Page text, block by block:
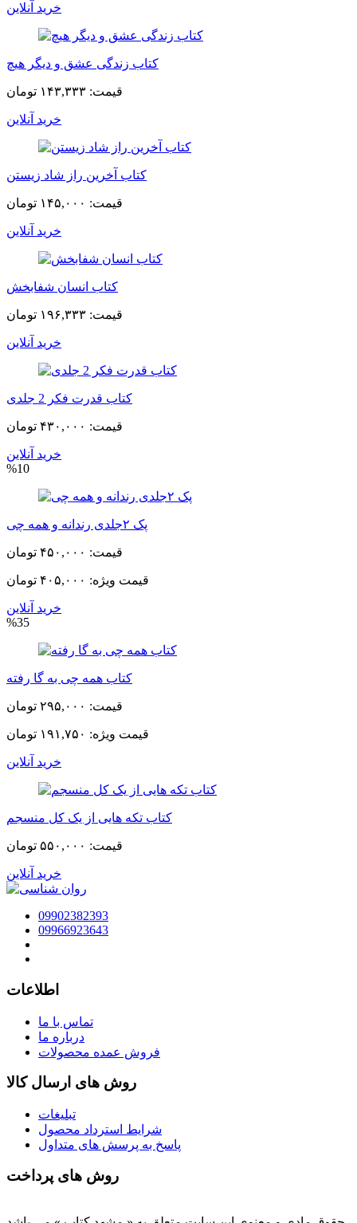
خرید آنلاین
کتاب زندگی عشق و دیگر هیچ
قیمت: ۱۴۳,۳۳۳ تومان
خرید آنلاین
کتاب آخرین راز شاد زیستن
قیمت: ۱۴۵,۰۰۰ تومان
خرید آنلاین
کتاب انسان شفابخش
قیمت: ۱۹۶,۳۳۳ تومان
خرید آنلاین
کتاب قدرت فکر 2 جلدی
قیمت: ۴۳۰,۰۰۰ تومان
خرید آنلاین
%10
پک ۲جلدی رندانه و همه چی
قیمت: ۴۵۰,۰۰۰ تومان
قیمت ویژه: ۴۰۵,۰۰۰ تومان
خرید آنلاین
%35
کتاب همه چی به گا رفته
قیمت: ۲۹۵,۰۰۰ تومان
قیمت ویژه: ۱۹۱,۷۵۰ تومان
خرید آنلاین
کتاب تکه هایی از یک کل منسجم
قیمت: ۵۵۰,۰۰۰ تومان
خرید آنلاین
09902382393
09966923643
اطلاعات
تماس با ما
درباره ما
فروش عمده محصولات
روش های ارسال کالا
تبلیغات
شرایط استرداد محصول
پاسخ به پرسش های متداول
روش های پرداخت